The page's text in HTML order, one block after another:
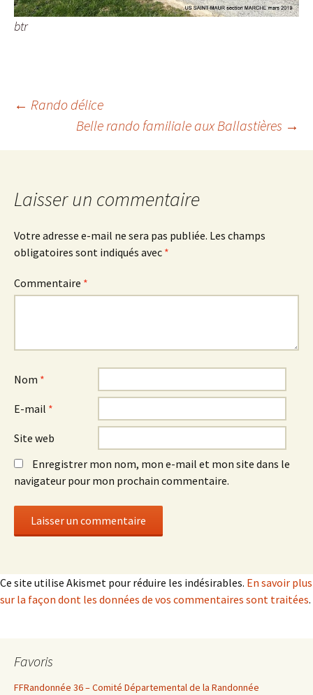
btr
Navigation
des
articles
← Rando délice
Belle rando familiale aux Ballastières →
Laisser un commentaire
Votre adresse e-mail ne sera pas publiée. Les champs
obligatoires sont indiqués avec *
Commentaire *
Nom *
E-mail *
Site web
Enregistrer mon nom, mon e-mail et mon site dans le
navigateur pour mon prochain commentaire.
Ce site utilise Akismet pour réduire les indésirables. En savoir plus
sur la façon dont les données de vos commentaires sont traitées.
Favoris
FFRandonnée 36 – Comité Départemental de la Randonnée